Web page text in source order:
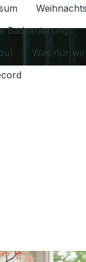
Datenschutz
Badsanierung
Was nur